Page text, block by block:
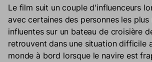
Le film suit un couple d'influenceurs
avec certaines des personnes les
influentes sur un bateau de croisière
retrouvent dans une situation difficile
monde à bord lorsque le navire est